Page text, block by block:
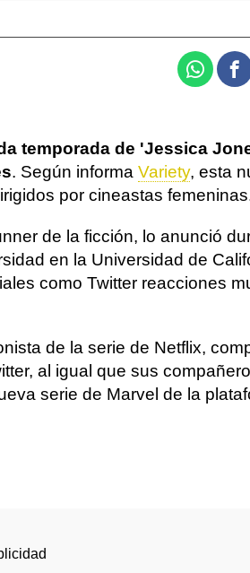
temporada de 'Jessica
. Según informa Variety, esta
por cineastas
de la ficción, lo anunció
en la Universidad de
como Twitter reacciones
de la serie de Netflix,
al igual que sus
serie de Marvel de la